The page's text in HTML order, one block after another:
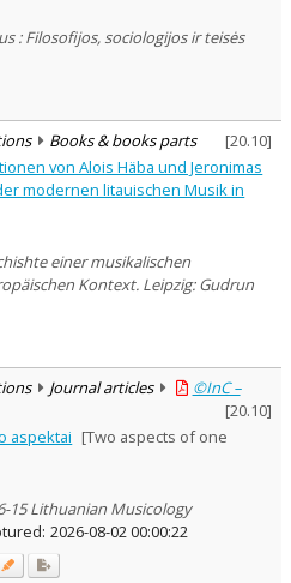
: Filosofijos, sociologijos ir teisės
Books & books parts [20.10]
von Alois Häba und Jeronimas
modernen litauischen Musik in
einer musikalischen
Kontext. Leipzig: Gudrun
Journal articles
©InC –
[20.10]
aspektai [Two aspects of one
15 Lithuanian Musicology
2026-08-02 00:00:22